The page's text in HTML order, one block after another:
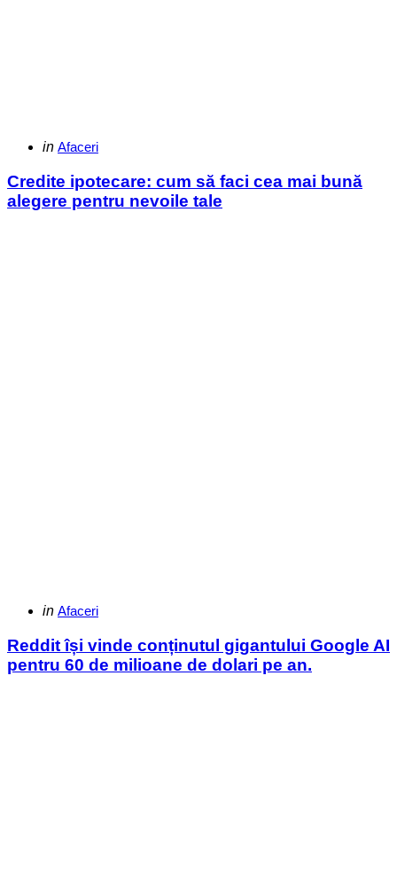
Categories
Posted
in Afaceri
Credite ipotecare: cum să faci cea mai bună
alegere pentru nevoile tale
Categories
Posted
in Afaceri
Reddit își vinde conținutul gigantului Google AI
pentru 60 de milioane de dolari pe an.